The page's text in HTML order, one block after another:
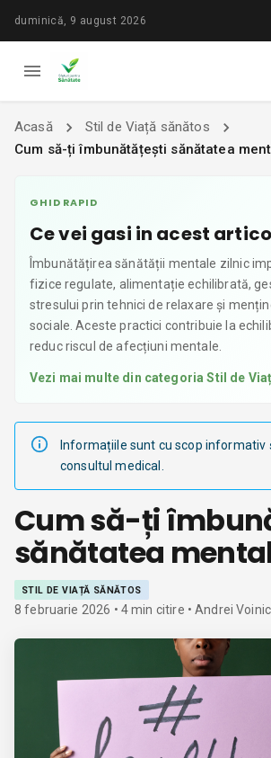
duminică, 9 august 2026
Acasă
Stil de Viață sănătos
Cum să-ți îmbunătățești sănătatea
GHID RAPID
Ce vei gasi in acest
Îmbunătățirea sănătății mentale zilnic
fizice regulate, alimentație echilibrată,
stresului prin tehnici de relaxare și
sociale. Aceste practici contribuie la
reduc riscul de afecțiuni mentale.
Vezi mai multe din categoriaStil de
Informațiile sunt cu scop informativ
consultul medical.
Cum să-ți
sănătatea
STIL DE VIAȚĂ SĂNĂTOS
8 februarie 2026 • 4min citire • Andrei Voinic